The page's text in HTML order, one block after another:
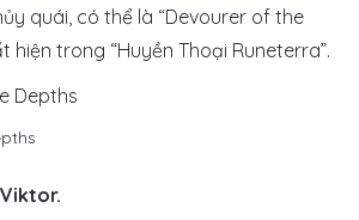
quái, có thể là “Devourer of the
hiện trong “Huyền Thoại Runeterra”.